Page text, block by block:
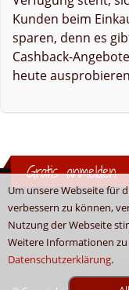
Um unsere Webseite für
verbessern zu können,
Nutzung der Webseite
Weitere Informationen
Datenschutzerklärung.
Kunden beim
sparen, denn es
Cashback-
heute
Gratis anmelden